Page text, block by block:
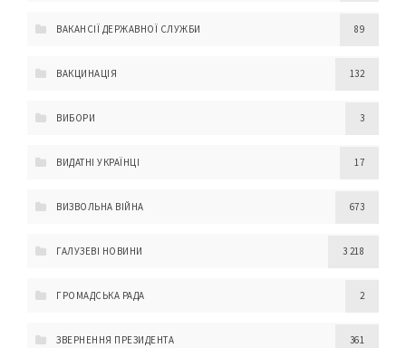
ВАКАНСІЇ ДЕРЖАВНОЇ СЛУЖБИ 89
ВАКЦИНАЦІЯ 132
ВИБОРИ 3
ВИДАТНІ УКРАЇНЦІ 17
ВИЗВОЛЬНА ВІЙНА 673
ГАЛУЗЕВІ НОВИНИ 3 218
ГРОМАДСЬКА РАДА 2
ЗВЕРНЕННЯ ПРЕЗИДЕНТА 361